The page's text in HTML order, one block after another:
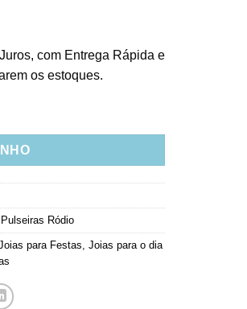
com Entrega Rápida e
os estoques.
quantidade
Pulseiras Ródio
para Festas Joias para o dia